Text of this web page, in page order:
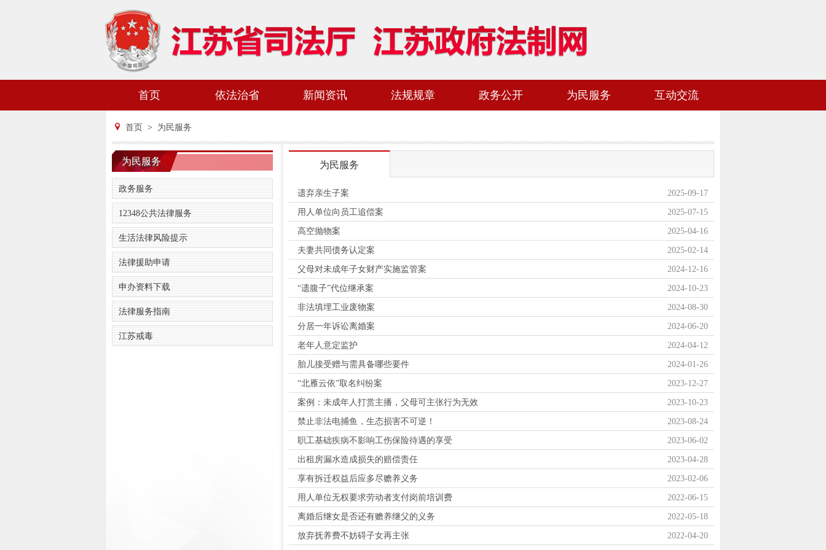
网站地图 加入收藏
首页 依法治省 新闻资讯 法规规章 政务公开 为民服务 互动交流
首页 > 为民服务
为民服务
政务服务
12348公共法律服务
生活法律风险提示
法律援助申请
申办资料下载
法律服务指南
江苏戒毒
为民服务
遗弃亲生子案 2025-09-17
用人单位向员工追偿案 2025-07-15
高空抛物案 2025-04-16
夫妻共同债务认定案 2025-02-14
父母对未成年子女财产实施监管案 2024-12-16
“遗腹子”代位继承案 2024-10-23
非法填埋工业废物案 2024-08-30
分居一年诉讼离婚案 2024-06-20
老年人意定监护 2024-04-12
胎儿接受赠与需具备哪些要件 2024-01-26
“北雁云依”取名纠纷案 2023-12-27
案例：未成年人打赏主播，父母可主张行为无效 2023-10-23
禁止非法电捕鱼，生态损害不可逆！ 2023-08-24
职工基础疾病不影响工伤保险待遇的享受 2023-06-02
出租房漏水造成损失的赔偿责任 2023-04-28
享有拆迁权益后应多尽赡养义务 2023-02-06
用人单位无权要求劳动者支付岗前培训费 2022-06-15
离婚后继女是否还有赡养继父的义务 2022-05-18
放弃抚养费不妨碍子女再主张 2022-04-20